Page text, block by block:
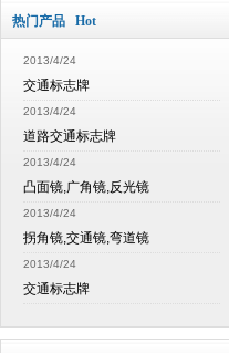
热门产品 Hot
2013/4/24
交通标志牌
2013/4/24
道路交通标志牌
2013/4/24
凸面镜,广角镜,反光镜
2013/4/24
拐角镜,交通镜,弯道镜
2013/4/24
交通标志牌